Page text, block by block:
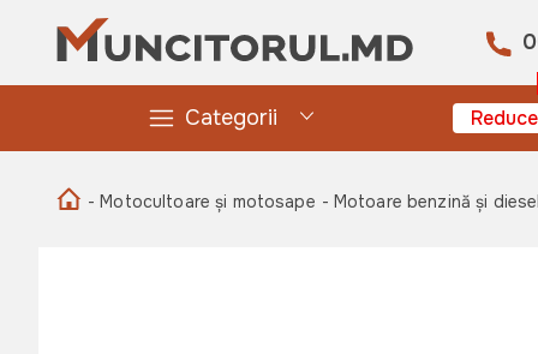
Categorii
- Motocultoare și motosape - Motoare benzină și diesel